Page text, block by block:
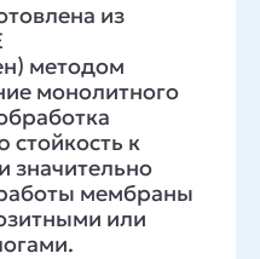
из
методом
монолитного
стойкость к
значительно
мембраны
или